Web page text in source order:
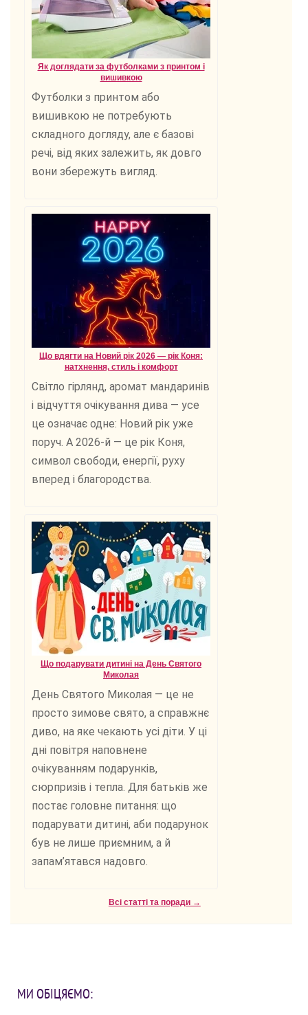
Як доглядати за футболками з принтом і
вишивкою
Футболки з принтом або
вишивкою не потребують
складного догляду, але є базові
речі, від яких залежить, як довго
вони збережуть вигляд.
Що вдягти на Новий рік 2026 — рік Коня:
натхнення, стиль і комфорт
Світло гірлянд, аромат мандаринів
і відчуття очікування дива — усе
це означає одне: Новий рік уже
поруч. А 2026-й — це рік Коня,
символ свободи, енергії, руху
вперед і благородства.
Що подарувати дитині на День Святого
Миколая
День Святого Миколая — це не
просто зимове свято, а справжнє
диво, на яке чекають усі діти. У ці
дні повітря наповнене
очікуванням подарунків,
сюрпризів і тепла. Для батьків же
постає головне питання: що
подарувати дитині, аби подарунок
був не лише приємним, а й
запам’ятався надовго.
Всі статті та поради →
МИ ОБІЦЯЄМО: